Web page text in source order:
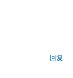
回复